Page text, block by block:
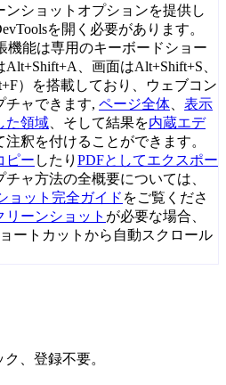
ンショットオプションを提供し
を開く必要があります。
機能は専用のキーボードショー
Alt+Shift+A、画面はAlt+Shift+S、
）を搭載しており、ウェブコン
チャできます, ページ全体
表示
た領域 、そして結果を内蔵エデ
注釈を付けることができます。
ピー したり PDFとしてエクスポー
ャ方法の全概要については、
ョット完全ガイド をご覧くださ
リーンショット が必要な場合、
ートカットから自動スクロール
、登録不要。